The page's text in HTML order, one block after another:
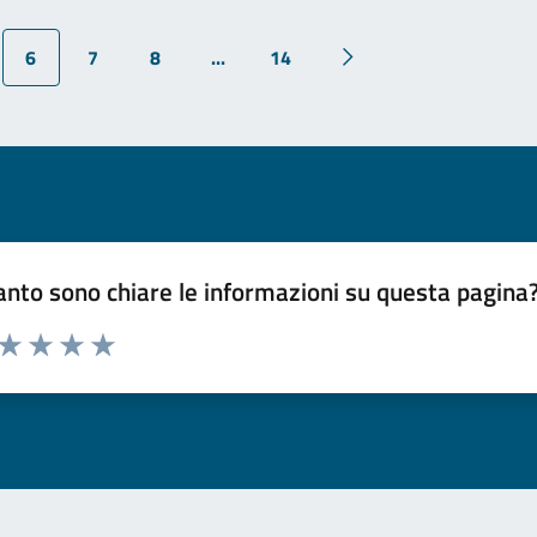
6 7 8 ... 14
Pagina successiva
sono chiare le informazioni su questa
da 1 a 5 stelle la pagina